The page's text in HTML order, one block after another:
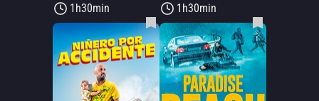
1h30min
1h30min